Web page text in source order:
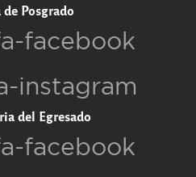
de Posgrado
facebook
instagram
del Egresado
facebook